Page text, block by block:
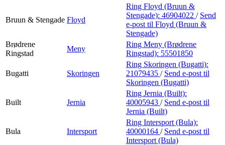
Bruun & Stengade Floyd
Ring Floyd (Bruun &
Stengade): 46904022 / Send
e-post til Floyd (Bruun &
Stengade)
Brødrene
Ringstad
Meny
Ring Meny (Brødrene
Ringstad): 55501850
Bugatti Skoringen
Ring Skoringen (Bugatti):
21079435 / Send e-post til
Skoringen (Bugatti)
Built Jernia
Ring Jernia (Built):
40005943 / Send e-post til
Jernia (Built)
Bula Intersport
Ring Intersport (Bula):
40000164 / Send e-post til
Intersport (Bula)